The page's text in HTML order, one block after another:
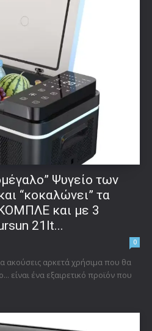
Ψυγείο των
“κοκαλώνει” τα
και με 3
21lt...
0
ακούσεις αρκετά χρήσιμα που θα
είναι ένα εξαιρετικό προϊόν που